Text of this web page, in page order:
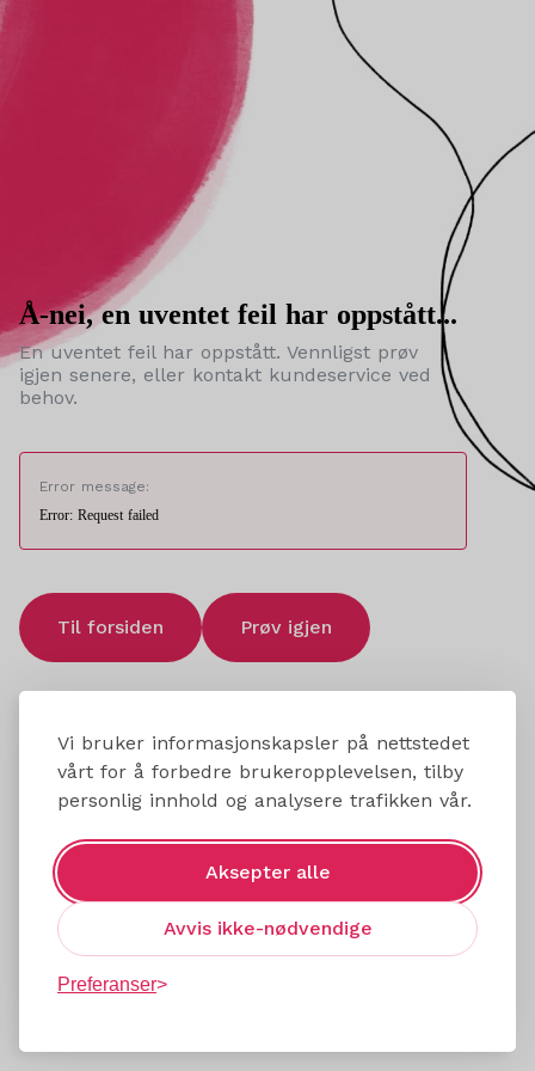
Vi bruker informasjonskapsler på nettstedet
vårt for å forbedre brukeropplevelsen, tilby
personlig innhold og analysere trafikken vår.
Aksepter alle
Avvis ikke-nødvendige
Preferanser
Å-nei, en uventet feil har oppstått...
En uventet feil har oppstått. Vennligst prøv
igjen senere, eller kontakt kundeservice ved
behov.
Error message:
Error: Request failed
Til forsiden Prøv igjen